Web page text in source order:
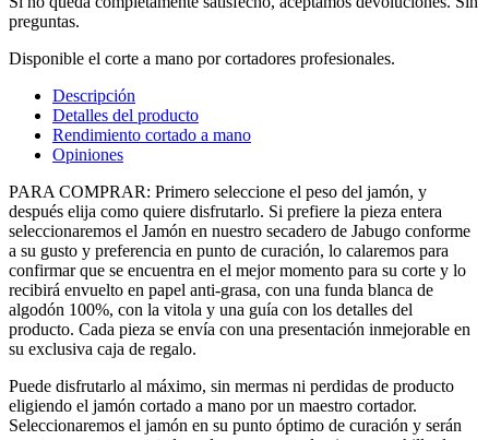
preguntas.
Disponible el corte a mano por cortadores profesionales.
Descripción
Detalles del producto
Rendimiento cortado a mano
Opiniones
PARA COMPRAR: Primero seleccione el peso del jamón, y
después elija como quiere disfrutarlo. Si prefiere la pieza entera
seleccionaremos el Jamón en nuestro secadero de Jabugo conforme
a su gusto y preferencia en punto de curación, lo calaremos para
confirmar que se encuentra en el mejor momento para su corte y lo
recibirá envuelto en papel anti-grasa, con una funda blanca de
algodón 100%, con la vitola y una guía con los detalles del
producto. Cada pieza se envía con una presentación inmejorable en
su exclusiva caja de regalo.
Puede disfrutarlo al máximo, sin mermas ni perdidas de producto
eligiendo el jamón cortado a mano por un maestro cortador.
Seleccionaremos el jamón en su punto óptimo de curación y serán